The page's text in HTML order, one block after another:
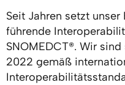
Seit Jahren setzt
führende
SNOMEDCT®. Wir
2022 gemäß